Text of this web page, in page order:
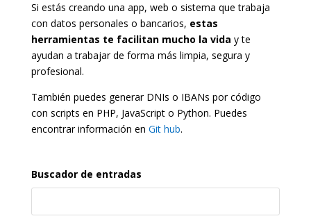
Si estás creando una app, web o sistema que trabaja
con datos personales o bancarios, estas
herramientas te facilitan mucho la vida y te
ayudan a trabajar de forma más limpia, segura y
profesional.
También puedes generar DNIs o IBANs por código
con scripts en PHP, JavaScript o Python. Puedes
encontrar información en Git hub.
Buscador de entradas